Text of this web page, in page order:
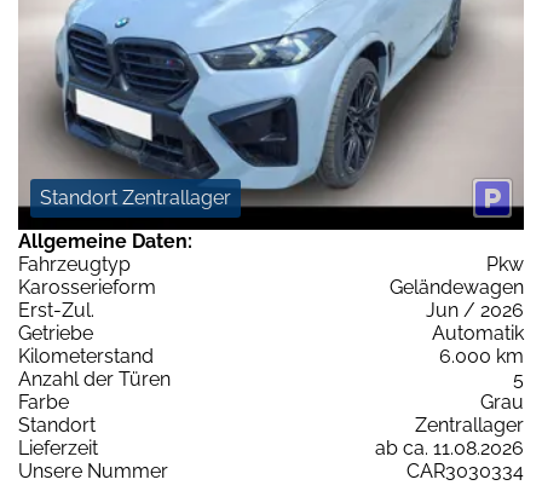
Standort Zentrallager
Allgemeine Daten:
Fahrzeugtyp
Pkw
Karosserieform
Geländewagen
Erst-Zul.
Jun / 2026
Getriebe
Automatik
Kilometerstand
6.000 km
Anzahl der Türen
5
Farbe
Grau
Standort
Zentrallager
Lieferzeit
ab ca. 11.08.2026
Unsere Nummer
CAR3030334